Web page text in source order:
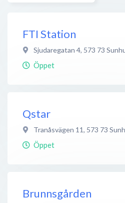
FTI Station
Sjudaregatan 4, 573 73
Öppet
Qstar
Tranåsvägen 11, 573 73
Öppet
Brunnsgården